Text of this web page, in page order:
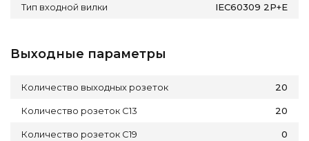
Тип входной вилки IEC60309 2P+E
Выходные параметры
Количество выходных розеток 20
Количество розеток C13 20
Количество розеток C19 0